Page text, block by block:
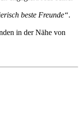
beste Freunde“.
in der Nähe von